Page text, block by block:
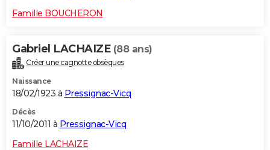
Famille BOUCHERON
Gabriel LACHAIZE (88 ans)
Créer une cagnotte obsèques
Naissance
18/02/1923 à Pressignac-Vicq
Décès
11/10/2011 à Pressignac-Vicq
Famille LACHAIZE